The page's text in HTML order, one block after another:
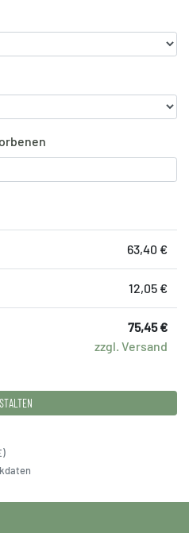
63,40 €
12,05 €
75,45 €
zzgl. Versand